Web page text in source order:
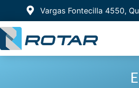
Vargas Fontecilla 4550,